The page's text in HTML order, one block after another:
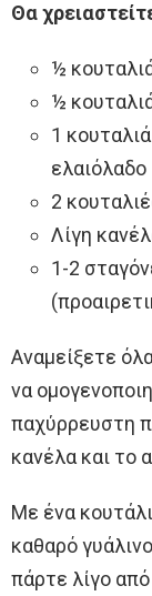
Θα
½
½
1
ελαιόλαδο
2
Λίγη
1-2
Αναμείξετε
να
παχύρρευστη
κανέλα και το
Με ένα
καθαρό
πάρτε λίγο